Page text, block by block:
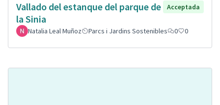
Vallado del estanque del parque de
la Sinia
Acceptada
Natalia Leal Muñoz Parcs i Jardins Sostenibles 0 0